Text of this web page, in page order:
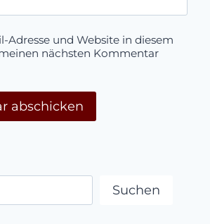
Adresse und Website in diesem
nächsten Kommentar
Suchen